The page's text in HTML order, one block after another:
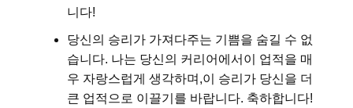
니다!
당신의 승리가 가져다주는 기쁨을 숨길 수 없
습니다. 나는 당신의 커리어에서이 업적을 매
우 자랑스럽게 생각하며,이 승리가 당신을 더
큰 업적으로 이끌기를 바랍니다. 축하합니다!